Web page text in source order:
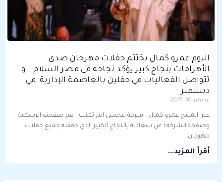
اليوم عمرو كمال يختتم حفلات مهرجان صدى
الأهرامات بنجاح كبير يؤكد نجاحه في مصر السلام و
تتواصل الفعاليات في حفلين بالعاصمة الإدارية في
ديسمبر
نوفمبر 30, 2025
عبر المنتج عمرو كمال – شركة ليجسي انتر تمنت – عبر صفحته الرسمية
وصفحة الشركة ا عن سعادته بالنجاح الكبير الذي حققته جميع حفلات
مهرجان
أقرأ المزيد...